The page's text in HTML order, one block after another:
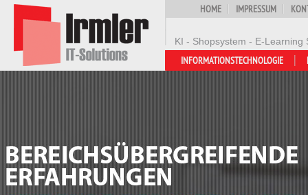
KI - Shopsystem - E-
HOME IMPRESSUM
INFORMATIONSTECHNOLOGIE